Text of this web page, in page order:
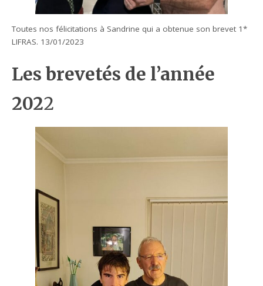
Toutes nos félicitations à Sandrine qui a obtenue son brevet 1*
LIFRAS. 13/01/2023
Les brevetés de l’année
2022